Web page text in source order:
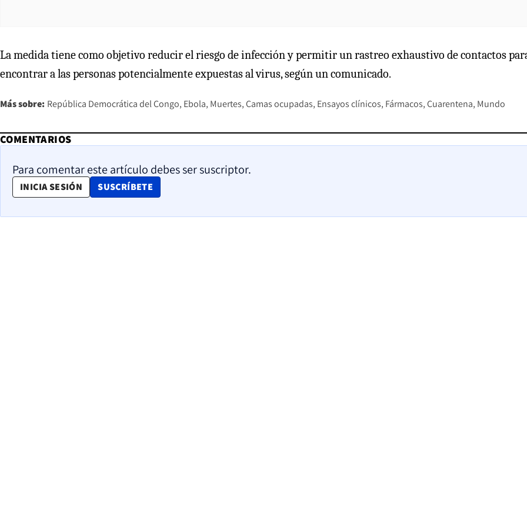
La medida tiene como objetivo reducir el riesgo de infección y permitir un rastreo exhaustivo de contactos
encontrar a las personas potencialmente expuestas al virus, según un comunicado.
Más sobre: República Democrática del Congo Ebola Muertes Camas ocupadas Ensayos clínicos Fármacos Cuarentena Mundo
COMENTARIOS
Para comentar este artículo debes ser suscriptor.
INICIA SESIÓN SUSCRÍBETE
OPENS IN NEW WINDOW